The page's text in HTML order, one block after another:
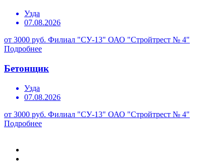
Узда
07.08.2026
от 3000 руб. Филиал "СУ-13" ОАО "Стройтрест № 4"
Подробнее
Бетонщик
Узда
07.08.2026
от 3000 руб. Филиал "СУ-13" ОАО "Стройтрест № 4"
Подробнее